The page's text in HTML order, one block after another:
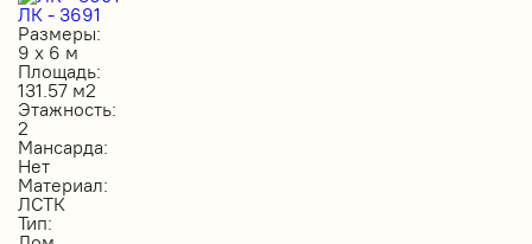
ЛК - 3691
Размеры:
9 х 6 м
Площадь:
131.57 м2
Этажность:
2
Мансарда:
Нет
Материал:
ЛСТК
Тип: